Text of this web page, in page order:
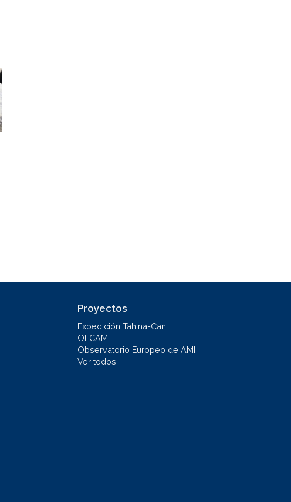
Proyectos
Expedición Tahina-Can
OLCAMI
Observatorio Europeo de AMI
Ver todos